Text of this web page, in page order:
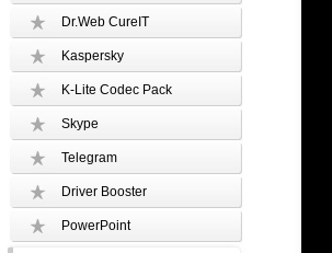
Dr.Web CureIT
Kaspersky
K-Lite Codec Pack
Skype
Telegram
Driver Booster
PowerPoint